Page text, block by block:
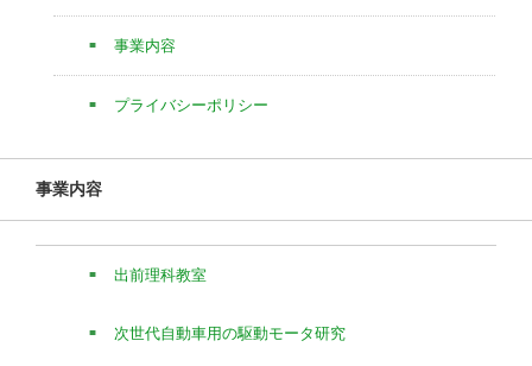
事業内容
プライバシーポリシー
事業内容
出前理科教室
次世代自動車用の駆動モータ研究